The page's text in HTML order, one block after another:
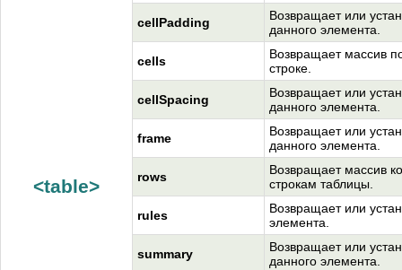
<table>
cellPadding
Возвращает или
данного элемента.
cells
Возвращает массив
строке.
cellSpacing
Возвращает или
данного элемента.
frame
Возвращает или
данного элемента.
rows
Возвращает массив
строкам таблицы.
rules
Возвращает или
элемента.
summary
Возвращает или
данного элемента.